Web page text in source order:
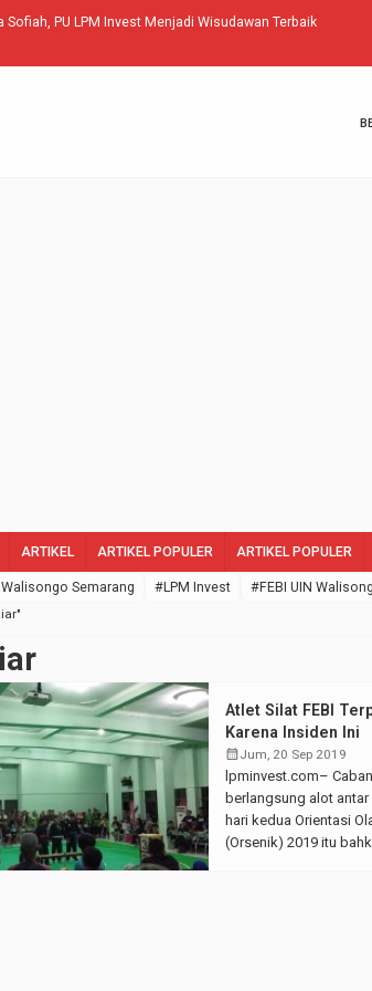
Sofiah, PU LPM Invest Menjadi Wisudawan Terbaik
ARTIKEL ARTIKEL POPULER ARTIKEL POPULER
Semarang #LPM Invest #FEBI UIN
Atlet Silat FEBI
Karena Insiden Ini
calendar_monthJum, 20 Sep 2019
lpminvest.com–
berlangsung alot
hari kedua Orientasi
(Orsenik) 2019 itu